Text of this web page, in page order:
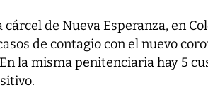
de Nueva Esperanza, en
de contagio con el nuevo
la misma penitenciaria hay 5